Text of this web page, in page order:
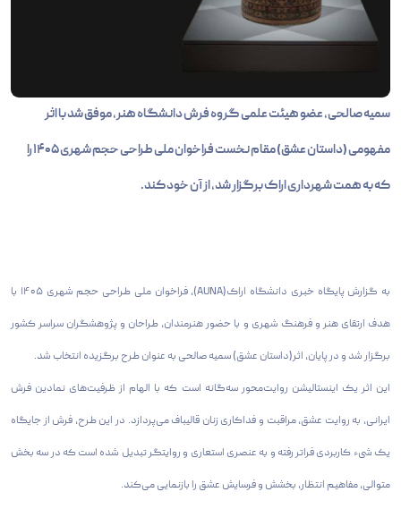
سمیه صالحی، عضو هیئت علمی گروه فرش دانشگاه هنر، موفق شد با اثر
مفهومی (داستان عشق) مقام نخست فراخوان ملی طراحی حجم شهری ۱۴۰۵ را
که به همت شهرداری اراک برگزار شد، از آن خود کند.
به گزارش پایگاه خبری دانشگاه اراک(AUNA)، فراخوان ملی طراحی حجم شهری ۱۴۰۵ با
هدف ارتقای هنر و فرهنگ شهری و با حضور هنرمندان، طراحان و پژوهشگران سراسر کشور
برگزار شد و در پایان، اثر(داستان عشق) سمیه صالحی به عنوان طرح برگزیده انتخاب شد.
این اثر یک اینستالیشن روایت‌محور سه‌گانه است که با الهام از ظرفیت‌های نمادین فرش
ایرانی، به روایت عشق، مراقبت و فداکاری زنان قالیباف می‌پردازد. در این طرح، فرش از جایگاه
یک شیء کاربردی فراتر رفته و به عنصری استعاری و روایتگر تبدیل شده است که در سه بخش
متوالی، مفاهیم انتظار، بخشش و فرسایش عشق را بازنمایی می‌کند.